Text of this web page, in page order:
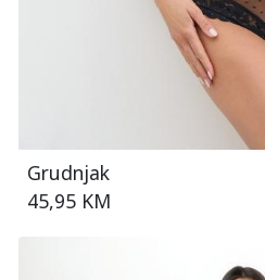
Grudnjak
45,95 KM